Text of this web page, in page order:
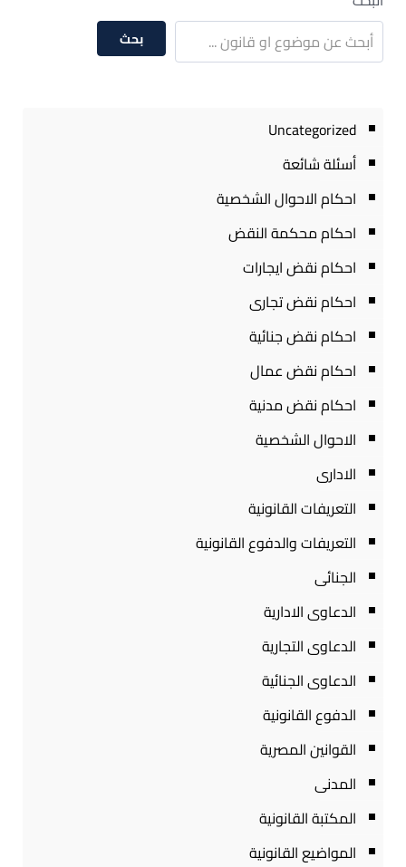
بحث
Uncategorized
أسئلة شائعة
احكام الاحوال الشخصية
احكام محكمة النقض
احكام نقض ايجارات
احكام نقض تجارى
احكام نقض جنائية
احكام نقض عمال
احكام نقض مدنية
الاحوال الشخصية
الادارى
التعريفات القانونية
التعريفات والدفوع القانونية
الجنائى
الدعاوى الادارية
الدعاوى التجارية
الدعاوى الجنائية
الدفوع القانونية
القوانين المصرية
المدنى
المكتبة القانونية
المواضيع القانونية